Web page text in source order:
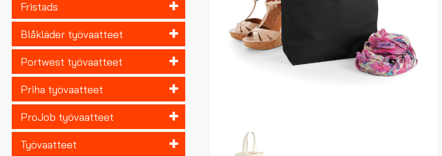
Fristads
Blåkläder työvaatteet
Portwest työvaatteet
Priha työvaatteet
ProJob työvaatteet
Työvaatteet